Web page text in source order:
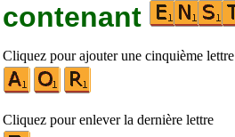
contenant
Cliquez pour ajouter une cinquième lettre
Cliquez pour enlever la dernière lettre